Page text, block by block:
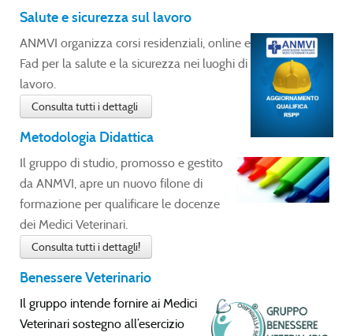
Salute e sicurezza sul lavoro
ANMVI organizza corsi residenziali, online e
Fad per la salute e la sicurezza nei luoghi di
lavoro.
Consulta tutti i dettagli
Metodologia Didattica
Il gruppo di studio, promosso e gestito
da ANMVI, apre un nuovo filone di
formazione per qualificare le docenze
dei Medici Veterinari.
Consulta tutti i dettagli!
Benessere Veterinario
Il gruppo intende fornire ai Medici
Veterinari sostegno all’esercizio